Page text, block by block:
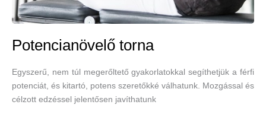
Potencianövelő torna
Egyszerű, nem túl megerőltető gyakorlatokkal segíthetjük a férfi
potenciát, és kitartó, potens szeretőkké válhatunk. Mozgással és
célzott edzéssel jelentősen javíthatunk